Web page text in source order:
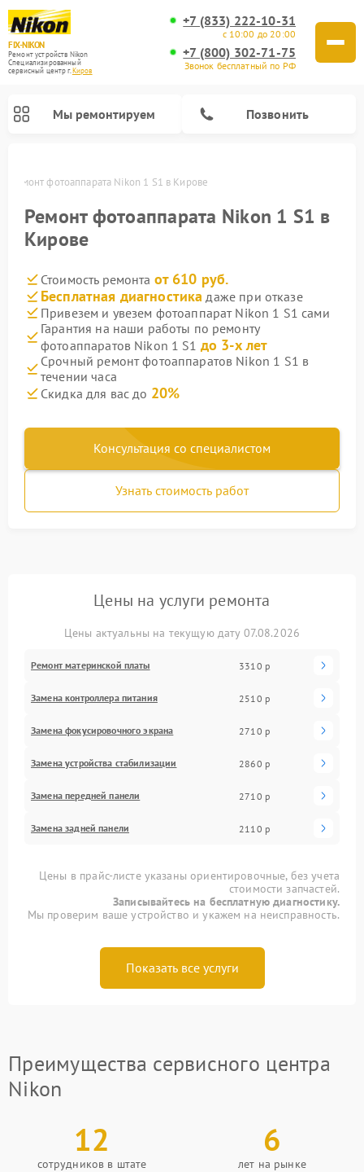
FIX-NIKON
Ремонт устройств Nikon
Специализированный
cервисный центр г.Киров
+7 (833) 222-10-31
с 10:00 до 20:00
+7 (800) 302-71-75
Звонок бесплатный по РФ
Мы ремонтируем Позвонить
Ремонт фотоаппарата Nikon 1 S1 в Кирове
Ремонт фотоаппарата Nikon 1 S1 в
Кирове
Стоимость ремонта от 610 руб.
Бесплатная диагностика даже при отказе
Привезем и увезем фотоаппарат Nikon 1 S1 сами
Гарантия на наши работы по ремонту
фотоаппаратов Nikon 1 S1 до 3-х лет
Срочный ремонт фотоаппаратов Nikon 1 S1 в
течении часа
Скидка для вас до 20%
Консультация со специалистом
Узнать стоимость работ
Цены на услуги ремонта
Цены актуальны на текущую дату 07.08.2026
Ремонт материнской платы 3310 р
Замена контроллера питания 2510 р
Замена фокусировочного экрана 2710 р
Замена устройства стабилизации 2860 р
Замена передней панели 2710 р
Замена задней панели 2110 р
Цены в прайс-листе указаны ориентировочные, без учета
стоимости запчастей.
Записывайтесь на бесплатную диагностику.
Мы проверим ваше устройство и укажем на неисправность.
Показать все услуги
Преимущества сервисного центра
Nikon
12
сотрудников в штате
6
лет на рынке